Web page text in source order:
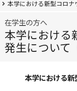
本学における新型コロナ
在学生の方へ
本学における
発生について
本学における